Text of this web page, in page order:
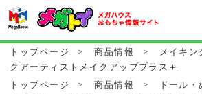
トップページ > 商品情報 > メイキン
クアーティストメイクアッププラス＋
トップページ
> 商品情報 > ドール